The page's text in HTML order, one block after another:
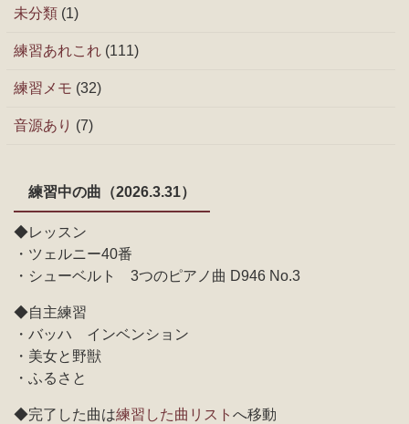
未分類 (1)
練習あれこれ (111)
練習メモ (32)
音源あり (7)
練習中の曲（2026.3.31）
◆レッスン
・ツェルニー40番
・シューベルト 3つのピアノ曲 D946 No.3
◆自主練習
・バッハ インベンション
・美女と野獣
・ふるさと
◆完了した曲は練習した曲リスト へ移動